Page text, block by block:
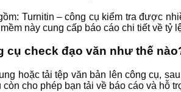
Turnitin – công cụ kiểm tra được
này cung cấp báo cáo chi tiết về tỷ
cụ check đạo văn như thế
hoặc tải tệp văn bản lên công cụ,
cho phép bạn tải về báo cáo và hỗ